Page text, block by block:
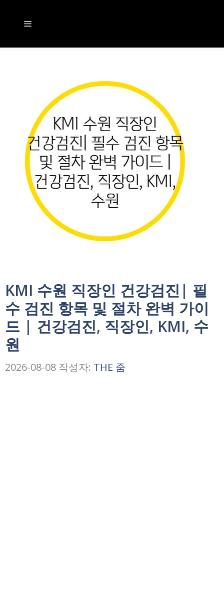
메
뉴
KMI 수원 직장인 건강검진| 필
수 검진 항목 및 절차 완벽 가이
드 | 건강검진, 직장인, KMI, 수
원
2026-08-08 작성자: THE 줌